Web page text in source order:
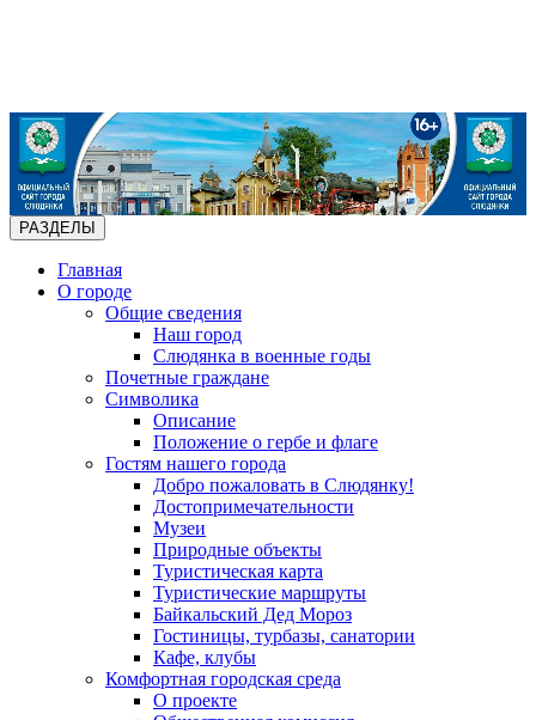
РАЗДЕЛЫ
Главная
О городе
Общие сведения
Наш город
Слюдянка в военные годы
Почетные граждане
Символика
Описание
Положение о гербе и флаге
Гостям нашего города
Добро пожаловать в Слюдянку!
Достопримечательности
Музеи
Природные объекты
Туристическая карта
Туристические маршруты
Байкальский Дед Мороз
Гостиницы, турбазы, санатории
Кафе, клубы
Комфортная городская среда
О проекте